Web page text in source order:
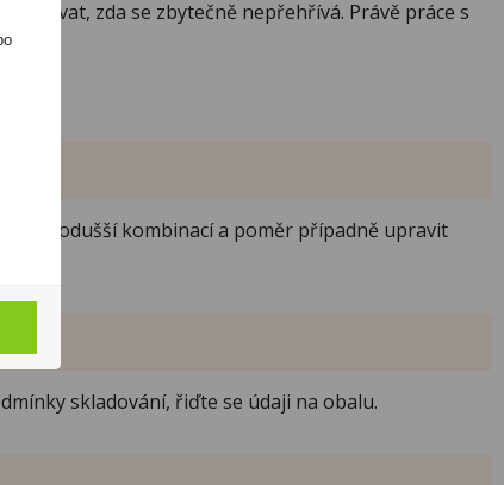
zda se zbytečně nepřehřívá. Právě práce s
jednodušší kombinací a poměr případně upravit
skladování, řiďte se údaji na obalu.